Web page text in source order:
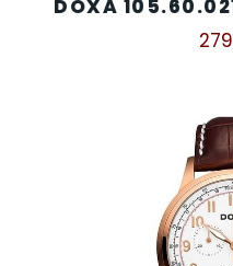
DOXA